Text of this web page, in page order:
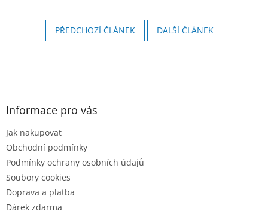
PŘEDCHOZÍ ČLÁNEK DALŠÍ ČLÁNEK
Z
Informace pro vás
Jak nakupovat
Obchodní podmínky
Podmínky ochrany osobních údajů
Soubory cookies
Doprava a platba
Dárek zdarma